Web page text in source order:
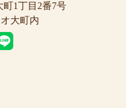
町1丁目2番7号
大町内